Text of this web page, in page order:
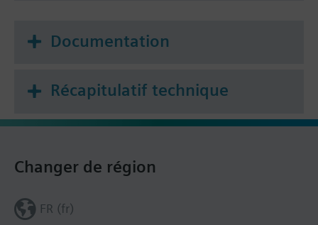
Documentation
Récapitulatif technique
Changer de région
FR (fr)